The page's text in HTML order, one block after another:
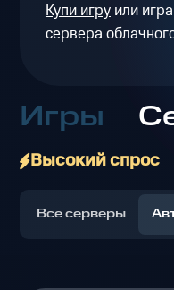
Купи игруили
сервера
Игры
Высокий спрос
Все серверы